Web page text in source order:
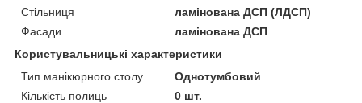
Стільниця
ламінована ДСП (ЛДСП)
Фасади
ламінована ДСП
Користувальницькі характеристики
Тип манікюрного столу
Однотумбовий
Кількість полиць
0 шт.